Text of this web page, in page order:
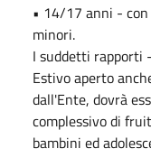
• 14/17 anni -
minori.
I suddetti rapporti
Estivo aperto
dall'Ente, dovrà
complessivo di
bambini ed